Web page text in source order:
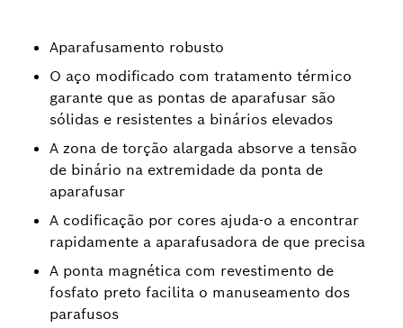
Aparafusamento robusto
O aço modificado com tratamento térmico
garante que as pontas de aparafusar são
sólidas e resistentes a binários elevados
A zona de torção alargada absorve a tensão
de binário na extremidade da ponta de
aparafusar
A codificação por cores ajuda-o a encontrar
rapidamente a aparafusadora de que precisa
A ponta magnética com revestimento de
fosfato preto facilita o manuseamento dos
parafusos